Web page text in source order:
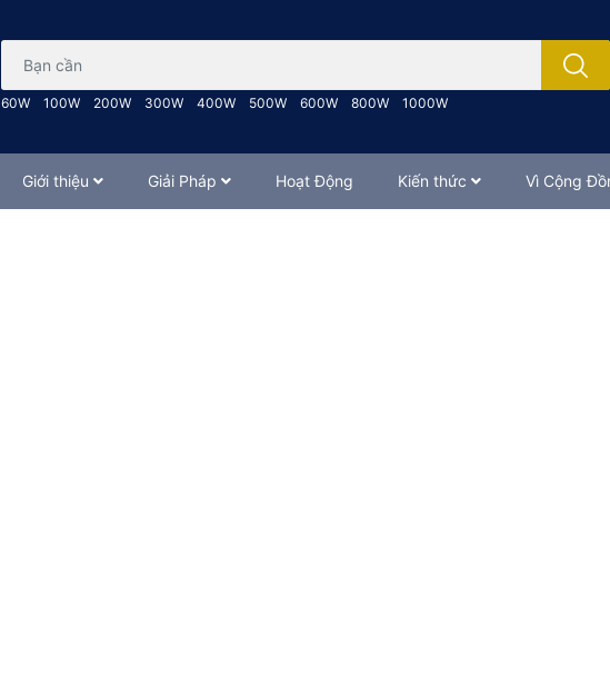
60W 100W 200W 300W 400W 500W 600W 800W 1000W
Giới thiệu Giải Pháp Hoạt Động Kiến thức Vì Cộng